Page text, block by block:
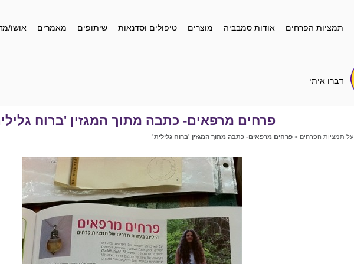
תמציות הפרחים אודות סמבביה מוצרים טיפולים וסדנאות שיתופים מאמרים אושו/
דברו איתי
פרחים מרפאים- כתבה מתוך המגזין 'ברוח
על תמציות הפרחים > פרחים מרפאים- כתבה מתוך המגזין 'ברוח גלילית'